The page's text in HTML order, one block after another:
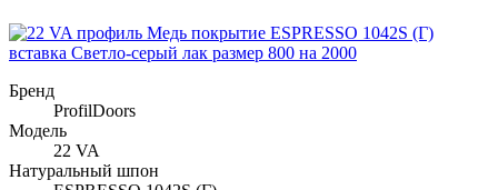
Бренд
ProfilDoors
Модель
22 VA
Натуральный шпон